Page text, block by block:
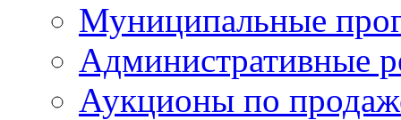
Муниципальные
Административные
Аукционы по